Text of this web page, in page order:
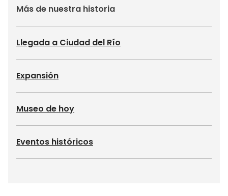
Más de nuestra historia
Llegada a Ciudad del Río
Expansión
Museo de hoy
Eventos históricos